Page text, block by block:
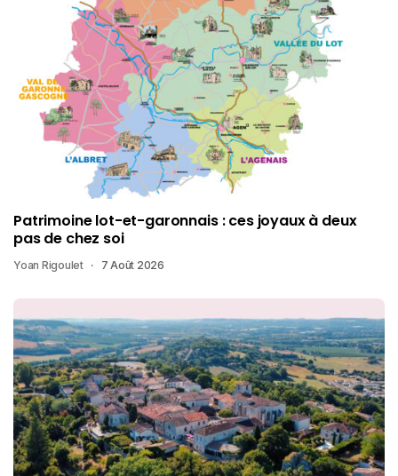
Patrimoine lot-et-garonnais : ces joyaux à deux
pas de chez soi
Yoan Rigoulet 7 Août 2026